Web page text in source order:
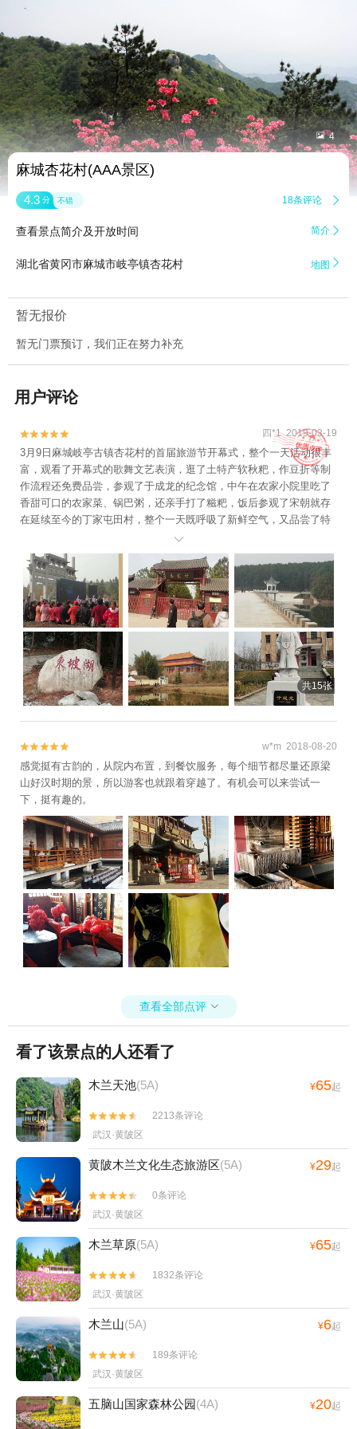
 4
麻城杏花村(AAA景区)
4.3 分 不错 18条评论 
查看景点简介及开放时间 简介 
湖北省黄冈市麻城市岐亭镇杏花村 地图 
暂无报价
暂无门票预订，我们正在努力补充
用户评论

 四*1 2019-03-19
3月9日麻城岐亭古镇杏花村的首届旅游节开幕式，整个一天活动很丰
富，观看了开幕式的歌舞文艺表演，逛了土特产软秋粑，作豆折等制
作流程还免费品尝，参观了于成龙的纪念馆，中午在农家小院里吃了
香甜可口的农家菜、锅巴粥，还亲手打了糍粑，饭后参观了宋朝就存
在延续至今的丁家屯田村，整个一天既呼吸了新鲜空气，又品尝了特
色美食，还学习了传统文化知识，也认识了众多喜欢乡游的朋友，真
的是收获满满，回味无穷，意犹未尽，以后还会来噢[微笑]

共15张

 w*m 2018-08-20
感觉挺有古韵的，从院内布置，到餐饮服务，每个细节都尽量还原梁
山好汉时期的景，所以游客也就跟着穿越了。有机会可以来尝试一
下，挺有趣的。
查看全部点评 
看了该景点的人还看了
木兰天池(5A) ¥65起


2213条评论
武汉·黄陂区
黄陂木兰文化生态旅游区(5A) ¥29起


0条评论
武汉·黄陂区
木兰草原(5A) ¥65起


1832条评论
武汉·黄陂区
木兰山(5A) ¥6起


189条评论
武汉·黄陂区
五脑山国家森林公园(4A) ¥20起